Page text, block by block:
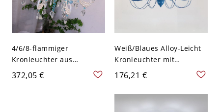
4/6/8-flammiger
Kronleuchter aus
schieferblauem Alloy,
höhenverstellbar - 110V-
372,05 €
Weiß/Blaues Alloy-Leicht
Kronleuchter mit
verstellbarer Kette - 110V-
120V Blau 8
176,21 €